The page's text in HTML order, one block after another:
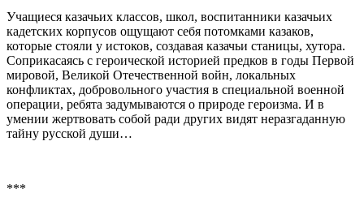
Учащиеся казачьих классов, школ, воспитанники казачьих
кадетских корпусов ощущают себя потомками казаков,
которые стояли у истоков, создавая казачьи станицы, хутора.
Соприкасаясь с героической историей предков в годы Первой
мировой, Великой Отечественной войн, локальных
конфликтах, добровольного участия в специальной военной
операции, ребята задумываются о природе героизма. И в
умении жертвовать собой ради других видят неразгаданную
тайну русской души…
***